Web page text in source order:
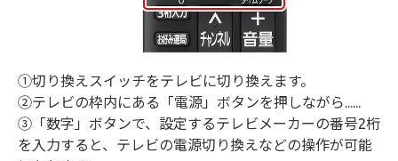
①切り換えスイッチをテレビに切り換えます。
②テレビの枠内にある「電源」ボタンを押しながら......
③「数字」ボタンで、設定するテレビメーカーの番号2桁
を入力すると、テレビの電源切り換えなどの操作が可能